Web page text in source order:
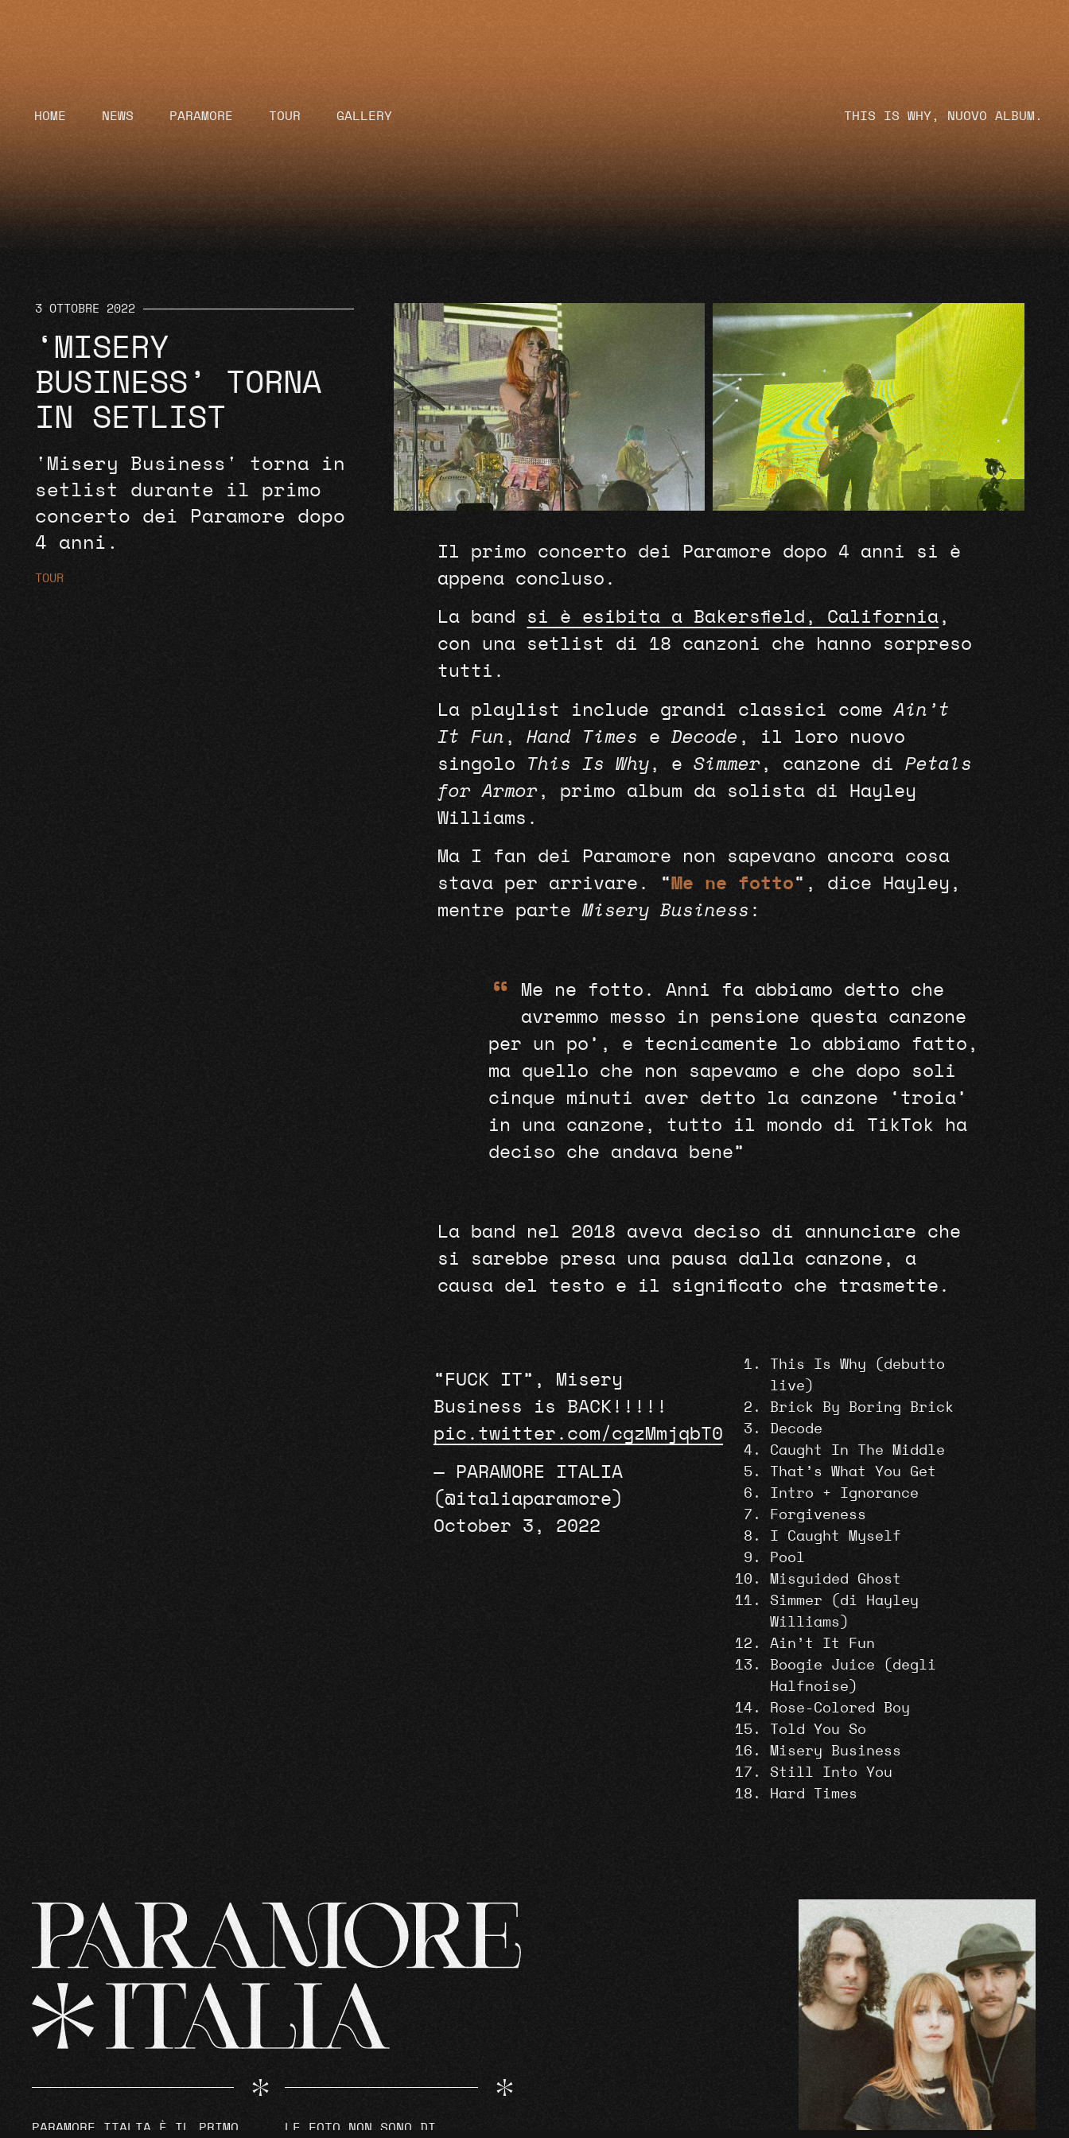
HOME NEWS PARAMORE TOUR GALLERY THIS IS WHY, NUOVO ALBUM.
3 OTTOBRE 2022
‘MISERY
BUSINESS’ TORNA
IN SETLIST
'Misery Business' torna in
setlist durante il primo
concerto dei Paramore dopo
4 anni.
TOUR
Il primo concerto dei Paramore dopo 4 anni si è
appena concluso.
La band si è esibita a Bakersfield, California ,
con una setlist di 18 canzoni che hanno sorpreso
tutti.
La playlist include grandi classici comeAin’t
It Fun ,Hand Times eDecode , il loro nuovo
singolo This Is Why , eSimmer , canzone diPetals
for Armor , primo album da solista di Hayley
Williams.
Ma I fan dei Paramore non sapevano ancora cosa
stava per arrivare. “ Me ne fotto“, dice Hayley,
mentre parteMisery Business :
“
Me ne fotto. Anni fa abbiamo detto che
avremmo messo in pensione questa canzone
per un po’, e tecnicamente lo abbiamo fatto,
ma quello che non sapevamo e che dopo soli
cinque minuti aver detto la canzone ‘troia’
in una canzone, tutto il mondo di TikTok ha
deciso che andava bene”
La band nel 2018 aveva deciso di annunciare che
si sarebbe presa una pausa dalla canzone, a
causa del testo e il significato che trasmette.
“FUCK IT”, Misery
Business is BACK!!!!!
pic.twitter.com/cgzMmjqbT0
— PARAMORE ITALIA
(@italiaparamore)
October 3, 2022
This Is Why (debutto
live)
Brick By Boring Brick
Decode
Caught In The Middle
That’s What You Get
Intro + Ignorance
Forgiveness
I Caught Myself
Pool
Misguided Ghost
Simmer (di Hayley
Williams)
Ain’t It Fun
Boogie Juice (degli
Halfnoise)
Rose-Colored Boy
Told You So
Misery Business
Still Into You
Hard Times
PARAMORE ITALIA È IL PRIMO LE FOTO NON SONO DI